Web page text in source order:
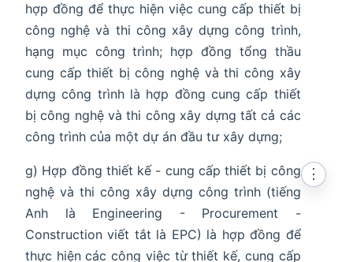
hợp đồng để thực hiện việc cung cấp thiết bị
công nghệ và thi công xây dựng công trình,
hạng mục công trình; hợp đồng tổng thầu
cung cấp thiết bị công nghệ và thi công xây
dựng công trình là hợp đồng cung cấp thiết
bị công nghệ và thi công xây dựng tất cả các
công trình của một dự án đầu tư xây dựng;
g) Hợp đồng thiết kế - cung cấp thiết bị công
nghệ và thi công xây dựng công trình (tiếng
Anh là Engineering - Procurement -
Construction viết tắt là EPC) là hợp đồng để
thực hiện các công việc từ thiết kế, cung cấp
⋮